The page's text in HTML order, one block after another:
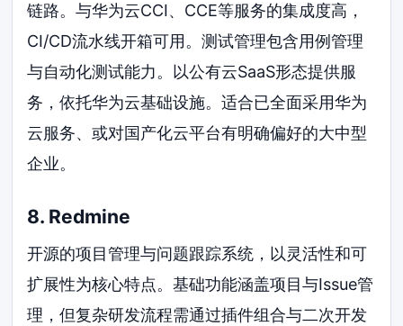
链路。与华为云CCI、CCE等服务的集成度高，
CI/CD流水线开箱可用。测试管理包含用例管理
与自动化测试能力。以公有云SaaS形态提供服
务，依托华为云基础设施。适合已全面采用华为
云服务、或对国产化云平台有明确偏好的大中型
企业。
8. Redmine
开源的项目管理与问题跟踪系统，以灵活性和可
扩展性为核心特点。基础功能涵盖项目与Issue管
理，但复杂研发流程需通过插件组合与二次开发